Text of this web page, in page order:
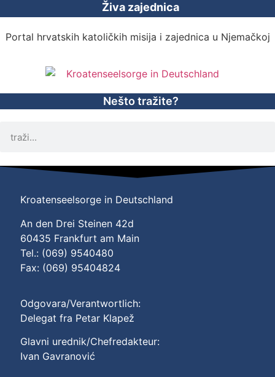
Živa zajednica
Portal hrvatskih katoličkih misija i zajednica u Njemačkoj
Nešto tražite?
Kroatenseelsorge in Deutschland
An den Drei Steinen 42d
60435 Frankfurt am Main
Tel.: (069) 9540480
Fax: (069) 95404824
Odgovara/Verantwortlich:
Delegat fra Petar Klapež
Glavni urednik/Chefredakteur:
Ivan Gavranović